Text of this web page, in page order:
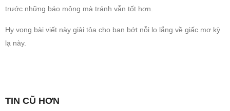
trước những báo mộng mà tránh vẫn tốt hơn.
Hy vọng bài viết này giải tỏa cho bạn bớt nỗi lo lắng về giấc mơ kỳ
lạ này.
TIN CŨ HƠN